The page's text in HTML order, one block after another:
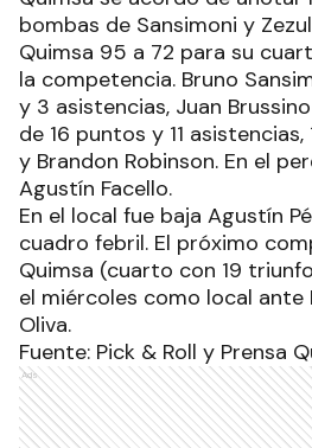
bombas de Sansimoni y
Quimsa 95 a 72 para su
la competencia. Bruno
y 3 asistencias, Juan
de 16 puntos y 11
y Brandon Robinson. En el
Agustín Facello.
En el local fue baja Agustín
cuadro febril. El próximo
Quimsa (cuarto con 19
el miércoles como local ante
Oliva.
Fuente: Pick & Roll y Prensa
Ads